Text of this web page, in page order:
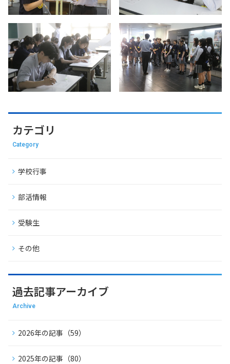
カテゴリ
Category
学校行事
部活情報
受験生
その他
過去記事アーカイブ
Archive
2026年の記事（59）
2025年の記事（80）